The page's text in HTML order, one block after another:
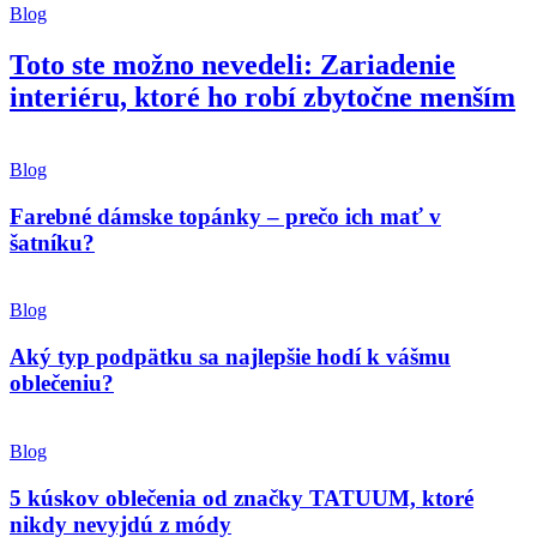
Blog
Toto ste možno nevedeli: Zariadenie
interiéru, ktoré ho robí zbytočne menším
Blog
Farebné dámske topánky – prečo ich mať v
šatníku?
Blog
Aký typ podpätku sa najlepšie hodí k vášmu
oblečeniu?
Blog
5 kúskov oblečenia od značky TATUUM, ktoré
nikdy nevyjdú z módy